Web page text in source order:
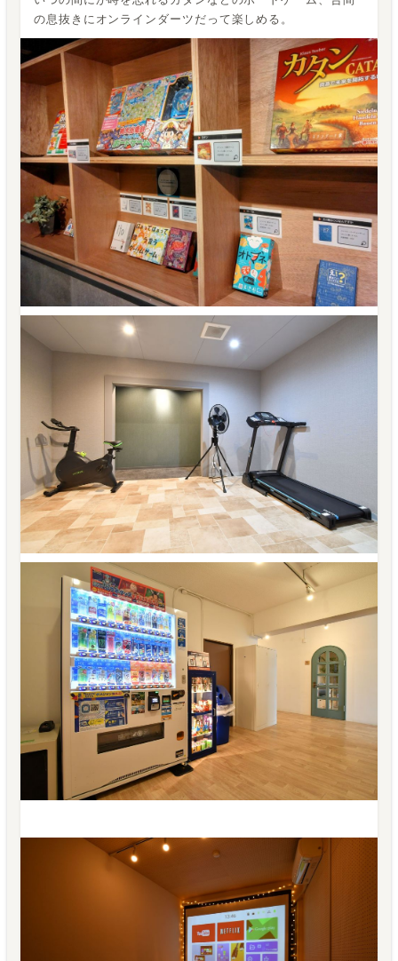
の息抜きにオンラインダーツだって楽しめる。